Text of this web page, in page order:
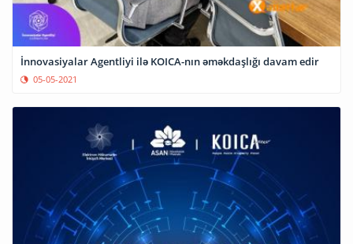
İnnovasiyalar Agentliyi ilə KOICA-nın əməkdaşlığı davam edir
05-05-2021